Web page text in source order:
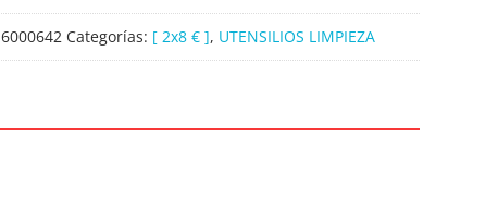
6000642 Categorías: [ 2x8 € ], UTENSILIOS LIMPIEZA